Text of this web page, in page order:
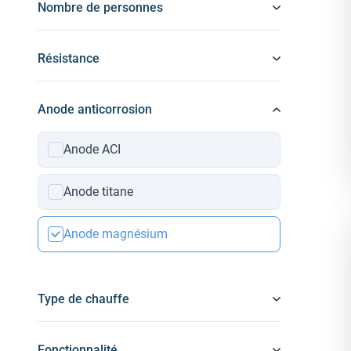
Nombre de personnes
Résistance
Anode anticorrosion
Anode ACI
Anode titane
Anode magnésium
Type de chauffe